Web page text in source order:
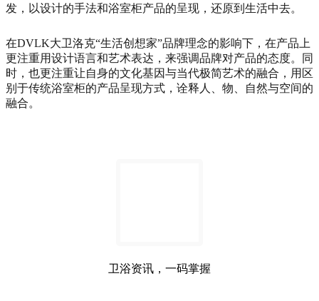
发，以设计的手法和浴室柜产品的呈现，还原到生活中去。
在DVLK大卫洛克“生活创想家”品牌理念的影响下，在产品上
更注重用设计语言和艺术表达，来强调品牌对产品的态度。同
时，也更注重让自身的文化基因与当代极简艺术的融合，用区
别于传统浴室柜的产品呈现方式，诠释人、物、自然与空间的
融合。
卫浴资讯，一码掌握